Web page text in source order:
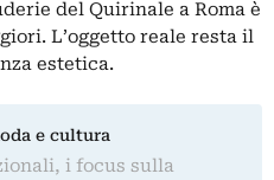
del Quirinale a Roma è
L’oggetto reale resta il
estetica.
e cultura
i focus sulla